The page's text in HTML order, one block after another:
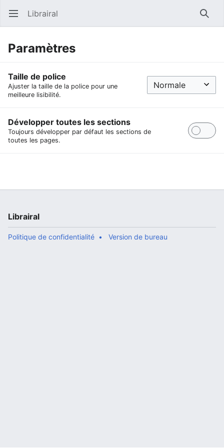
Ouvrir le menu principal Librairal
Paramètres
Taille de police
Ajuster la taille de la police pour une
meilleure lisibilité.
Développer toutes les sections
Toujours développer par défaut les sections de
toutes les pages.
Librairal
Politique de confidentialité Version de bureau